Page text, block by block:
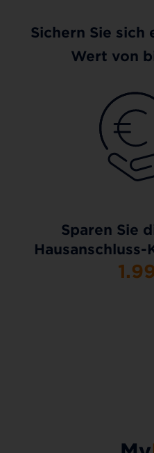
Sichern Sie sich
Wert von
Sparen Sie